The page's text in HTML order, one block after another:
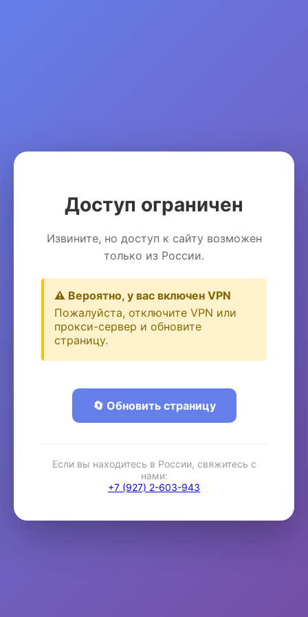
Доступ ограничен
Извините, но доступ к сайту возможен
только из России.
⚠️ Вероятно, у вас включен VPN
Пожалуйста, отключите VPN или
прокси-сервер и обновите
страницу.
🔄 Обновить страницу
Если вы находитесь в России, свяжитесь с
нами:
+7 (927) 2-603-943